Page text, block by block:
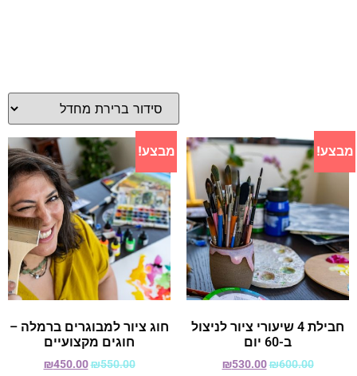
מבצע!
חבילת 4 שיעורי ציור לניצול
ב-60 יום
₪600.00
₪530.00
מבצע!
חוג ציור למבוגרים ברמלה –
חוגים מקצועיים
₪550.00
₪450.00